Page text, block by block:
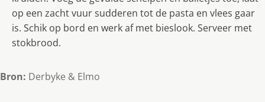
op een zacht vuur sudderen tot de pasta en vlees gaar
is. Schik op bord en werk af met bieslook. Serveer met
stokbrood.
Bron: Derbyke & Elmo